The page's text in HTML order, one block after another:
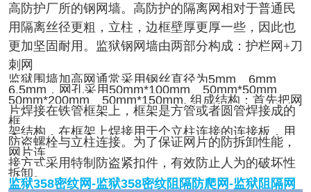
高防护厂所的钢网墙。高防护的隔离网相对于普通民
用隔离丝径更粗，立柱，边框壁厚更厚一些，因此也
更加坚固耐用。监狱钢网墙由两部分构成：护栏网+刀
刺网
监狱围墙加高网通常采用钢丝直径为5mm、6mm、
6.5mm，网孔采用50mm*100mm、50mm*50mm、
50mm*200mm、50mm*150mm, 组成结构：首先把网
片焊接在铁管框架上，框架是方管或者圆管焊接成的
框
架结构，在框架上焊接用于个立柱连接的连接板，用
防盗螺栓与立柱连接。为了保证网片的防拆卸性能，
网片连
接方式采用特制防盗紧扣件，有效防止人为的破坏性
拆卸。
监狱358密纹网-监狱358密纹阻隔防爬网-监狱阻隔网